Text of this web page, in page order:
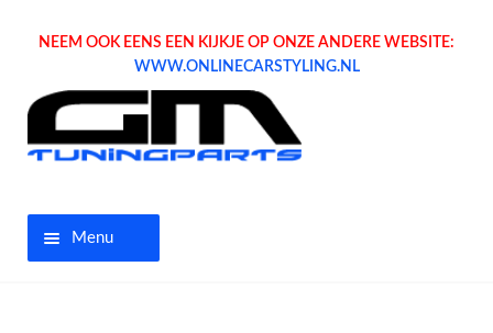
NEEM OOK EENS EEN KIJKJE OP ONZE ANDERE WEBSITE:
WWW.ONLINECARSTYLING.NL
Menu